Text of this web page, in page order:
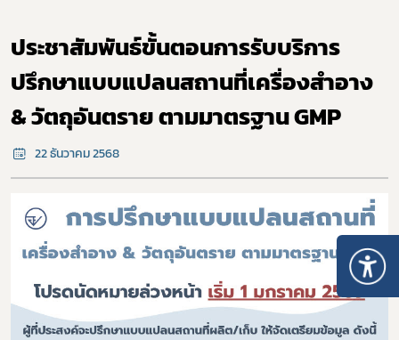
ประชาสัมพันธ์ขั้นตอนการรับบริการ
ปรึกษาแบบแปลนสถานที่เครื่องสำอาง
& วัตถุอันตราย ตามมาตรฐาน GMP
22 ธันวาคม 2568